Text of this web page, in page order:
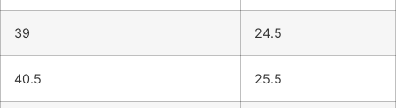
39 24.5
40.5 25.5